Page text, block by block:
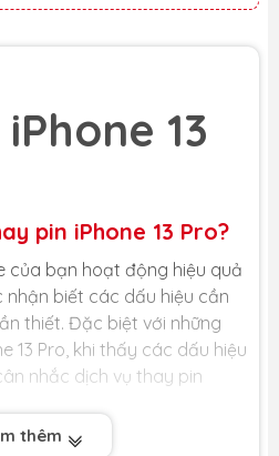
13
pin iPhone 13 Pro?
của bạn hoạt động hiệu quả
nhận biết các dấu hiệu cần
thiết. Đặc biệt với những
13 Pro, khi thấy các dấu hiệu
nhắc dịch vụ thay pin
Một trong những dấu hiệu dễ
thêm